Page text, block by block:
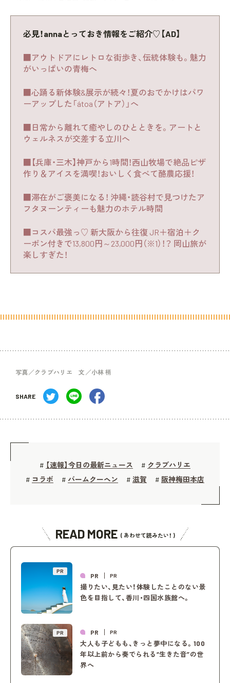
必見！annaとっておき情報をご紹介♡【AD】
■アウトドアにレトロな街歩き、伝統体験も。魅力
がいっぱいの青梅へ
■心踊る新体験&展示が続々！夏のおでかけはパワ
ーアップした「átoa（アトア）」へ
■日常から離れて癒やしのひとときを。アートと
ウェルネスが交差する立川へ
■【兵庫・三木】神戸から1時間！西山牧場で絶品ピザ
作り＆アイスを満喫！おいしく食べて酪農応援！
■滞在がご褒美になる！ 沖縄・読谷村で見つけたア
フタヌーンティーも魅力のホテル時間
■コスパ最強っ♡ 新大阪から往復 JR＋宿泊＋ク
ーポン付きで13,800円～23,000円（※1）！？ 岡山旅が
楽しすぎた！
写真／クラブハリエ 文／小林 梢
SHARE
# 【速報】今日の最新ニュース # クラブハリエ
# コラボ # バームクーヘン # 滋賀 # 阪神梅田本店
READ MORE ( あわせて読みたい！ )
PR
PR PR
撮りたい、見たい！体験したことのない景
色を目指して、香川・四国水族館へ。
PR PR PR
大人も子どもも、きっと夢中になる。100
年以上前から奏でられる“生きた音”の世
界へ